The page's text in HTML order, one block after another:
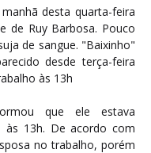
desta quarta-feira
de Ruy Barbosa. Pouco
de sangue. "Baixinho"
desde terça-feira
às 13h
que ele estava
às 13h. De acordo com
no trabalho, porém